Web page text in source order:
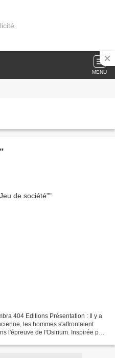
MENU
404 Editions Présentation : Il y a
les hommes s'affrontaient
l'épreuve de l'Osirium. Inspirée par